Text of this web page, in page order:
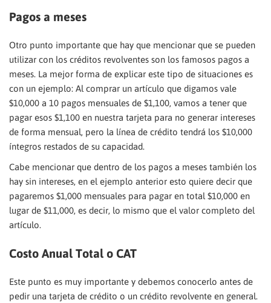
Pagos a meses
Otro punto importante que hay que mencionar que se pueden
utilizar con los créditos revolventes son los famosos pagos a
meses. La mejor forma de explicar este tipo de situaciones es
con un ejemplo: Al comprar un artículo que digamos vale
$10,000 a 10 pagos mensuales de $1,100, vamos a tener que
pagar esos $1,100 en nuestra tarjeta para no generar intereses
de forma mensual, pero la línea de crédito tendrá los $10,000
íntegros restados de su capacidad.
Cabe mencionar que dentro de los pagos a meses también los
hay sin intereses, en el ejemplo anterior esto quiere decir que
pagaremos $1,000 mensuales para pagar en total $10,000 en
lugar de $11,000, es decir, lo mismo que el valor completo del
artículo.
Costo Anual Total o CAT
Este punto es muy importante y debemos conocerlo antes de
pedir una tarjeta de crédito o un crédito revolvente en general.